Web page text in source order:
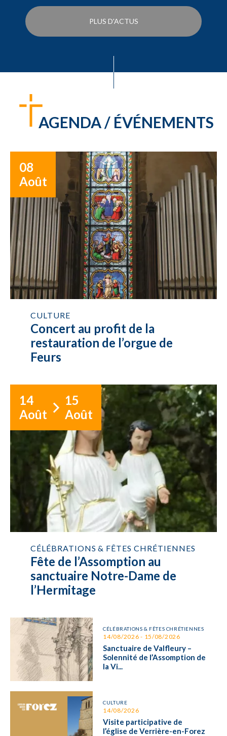
PLUS D'ACTUS
AGENDA / ÉVÉNEMENTS
08
Août
CULTURE
Concert au profit de la
restauration de l’orgue de
Feurs
14
Août
15
Août
CÉLÉBRATIONS & FÊTES CHRÉTIENNES
Fête de l’Assomption au
sanctuaire Notre-Dame de
l’Hermitage
CÉLÉBRATIONS & FÊTES CHRÉTIENNES
14/08/2026 - 15/08/2026
Sanctuaire de Valfleury –
Solennité de l’Assomption de
la Vi...
CULTURE
14/08/2026
Visite participative de
l’église de Verrière-en-Forez